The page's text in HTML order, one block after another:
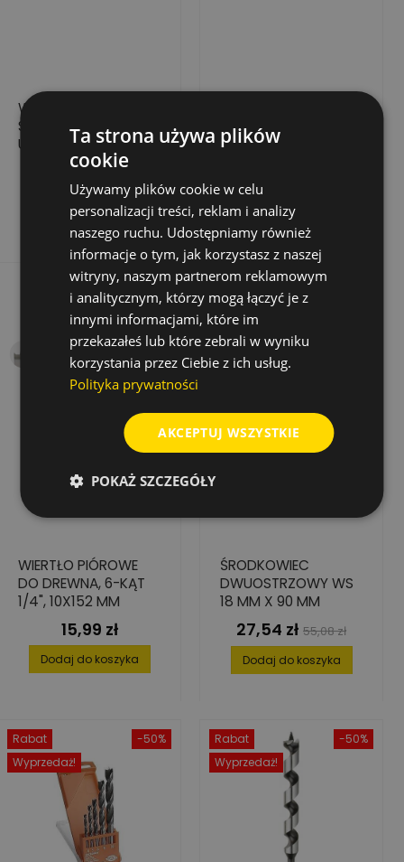
WIERTŁO
SZALUNKOWE CV,
UCHWYT
CYLINDRYCZNY,
12X550/600
Cena
67,82 zł
Dodaj do koszyka
DREWNA, 12X200/250
Dodaj do koszyka
WIERTŁO PIÓROWE
DO DREWNA, 6-KĄT
1/4", 10X152 MM
Cena
15,99 zł
Dodaj do koszyka
Rabat
Wyprzedaż!
ŚRODKOWIEC
DWUOSTRZOWY WS
18 MM X 90 MM
Cena
27,54 zł Cena
podstawowa
55,08 zł
Dodaj do koszyka
-50%
Rabat
Wyprzedaż!
-50%
Rabat
Wyprzedaż!
Ta strona używa plików
cookie
Używamy plików cookie w celu
personalizacji treści, reklam i analizy
naszego ruchu. Udostępniamy również
informacje o tym, jak korzystasz z naszej
witryny, naszym partnerom reklamowym
i analitycznym, którzy mogą łączyć je z
innymi informacjami, które im
przekazałeś lub które zebrali w wyniku
korzystania przez Ciebie z ich usług.
Polityka prywatności
AKCEPTUJ WSZYSTKIE
POKAŻ SZCZEGÓŁY